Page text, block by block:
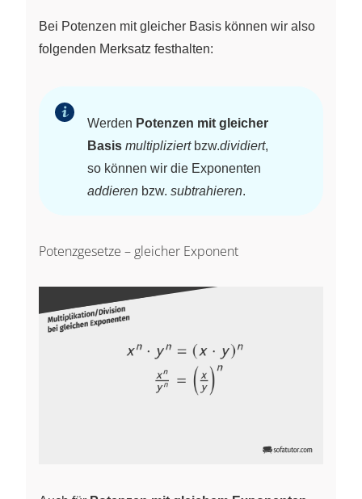
\cdot \not{2}
\cdot
\not{2}} = 2
=
Bei Potenzen mit gleicher Basis können wir also
folgenden Merksatz festhalten:
Werden Potenzen mit gleicher
Basis multipliziertbzw.dividiert,
so können wir die Exponenten
addieren bzw. subtrahieren.
Potenzgesetze – gleicher Exponent